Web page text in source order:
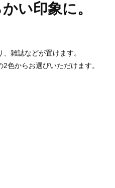
い印象に。
雑誌などが置けます。
色からお選びいただけます。